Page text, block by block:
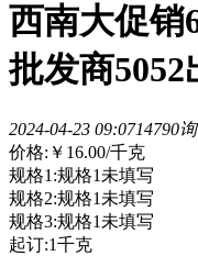
西南大促销
批发商5052
2024-04-23 09:0714790
价格: ￥16.00/千克
规格1:规格1未填写
规格2:规格1未填写
规格3:规格1未填写
起订:1千克